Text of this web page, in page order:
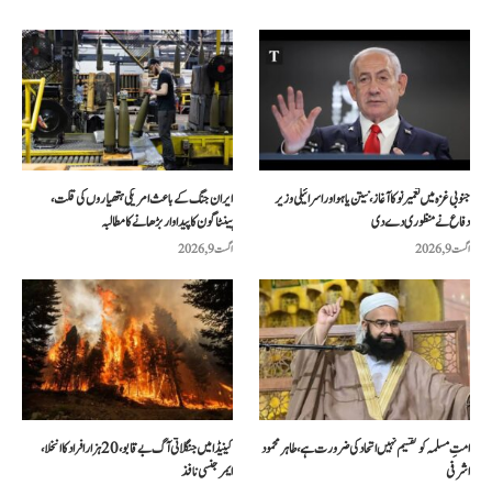
ایران جنگ کے باعث امریکی ہتھیاروں کی قلت،
پینٹاگون کا پیداوار بڑھانے کا مطالبہ
اگست 9, 2026
جنوبی غزہ میں تعمیر نو کا آغاز، نیتن یاہو اور اسرائیلی وزیر
دفاع نے منظوری دے دی
اگست 9, 2026
کینیڈا میں جنگلاتی آگ بے قابو، 20 ہزار افراد کا انخلا،
ایمرجنسی نافذ
امتِ مسلمہ کو تقسیم نہیں اتحاد کی ضرورت ہے، طاہر محمود
اشرفی